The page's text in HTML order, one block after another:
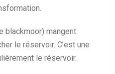
blackmoor) mangent
le réservoir. C’est une
le réservoir.